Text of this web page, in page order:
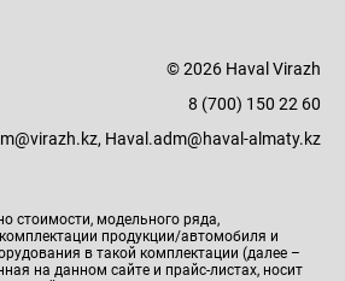
© 2026 Haval Virazh
8 (700) 150 22 60
Haval.adm@haval-almaty.kz
стоимости, модельного ряда,
продукции/автомобиля и
в такой комплектации (далее –
на данном сайте и прайс-листах, носит